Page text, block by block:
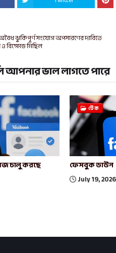
ঝুকিপূর্ণ সংযোগ অপসারণের দাবিতে
বিক্ষোভ মিছিল
ভাল লাগতে পারে
চালু করছে
টেক
ফেসবুক ডাউন
July 19, 2026